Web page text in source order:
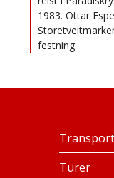
1983. Ottar
festning.
Transport
Turer